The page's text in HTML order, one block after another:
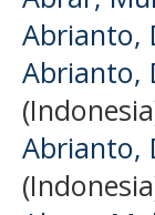
Abrianto,
Abrianto,
Abrianto,